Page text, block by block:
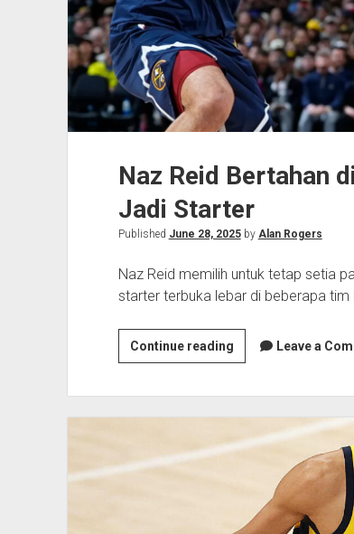
Naz Reid Bertahan
Jadi Starter
Published June 28, 2025by Alan Rogers
Naz Reid memilih untuk tetap setia
starter terbuka lebar di beberapa tim
Continue readingNaz
Reid
Timberwolves
Meski
Starter
Leave a